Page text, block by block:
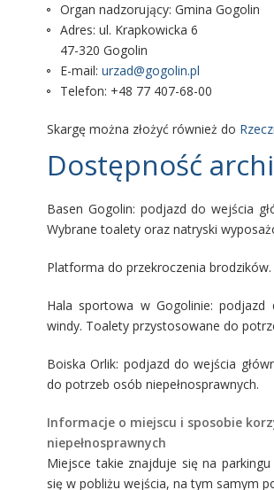
Organ nadzorujący: Gmina Gogolin
Adres: ul. Krapkowicka 6
47-320 Gogolin
E-mail: urzad@gogolin.pl
Telefon: +48 77 407-68-00
Skargę można złożyć również do
Dostępność
Basen Gogolin: podjazd do wejścia
Wybrane toalety oraz natryski
Platforma do przekroczenia brodzików.
Hala sportowa w Gogolinie: podjazd
windy. Toalety przystosowane do
Boiska Orlik: podjazd do wejścia
do potrzeb osób niepełnosprawnych.
Informacje o miejscu i sposobie
niepełnosprawnych
Miejsce takie znajduje się na
się w pobliżu wejścia, na tym samym